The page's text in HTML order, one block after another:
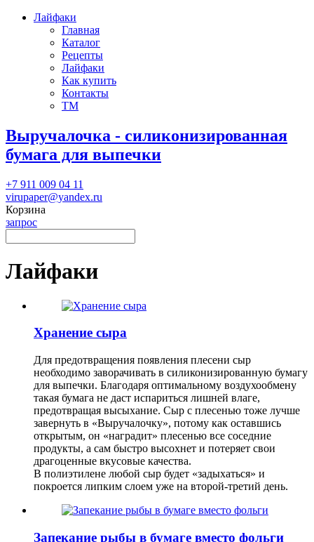
Лайфаки
Главная
Каталог
Рецепты
Лайфаки
Как купить
Контакты
ТМ
Выручалочка - силиконизированная
бумага для выпечки
+7 911 009 04 11
virupaper@yandex.ru
Корзина
запрос
Лайфаки
Хранение сыра
Для предотвращения появления плесени сыр
необходимо заворачивать в силиконизированную бумагу
для выпечки. Благодаря оптимальному воздухообмену
такая бумага не даст испариться лишней влаге,
предотвращая высыхание. Сыр с плесенью тоже лучше
завернуть в «Выручалочку», потому как оставшись
открытым, он «наградит» плесенью все соседние
продукты, а сам быстро высохнет и потеряет свои
драгоценные вкусовые качества.
В полиэтилене любой сыр будет «задыхаться» и
покроется липким слоем уже на второй-третий день.
Запекание рыбы в бумаге вместо фольги